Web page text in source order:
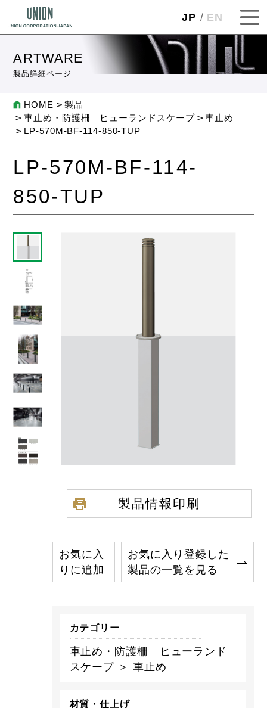
JP EN
ARTWARE
製品詳細ページ
HOME
製品
車止め・防護柵 ヒューランドスケープ
車止め
LP-570M-BF-114-850-TUP
LP-570M-BF-114-
850-TUP
製品情報印刷
お気に入
りに追加
お気に入り登録した
製品の一覧を見る
カテゴリー
車止め・防護柵 ヒューランド
スケープ ＞ 車止め
材質・仕上げ